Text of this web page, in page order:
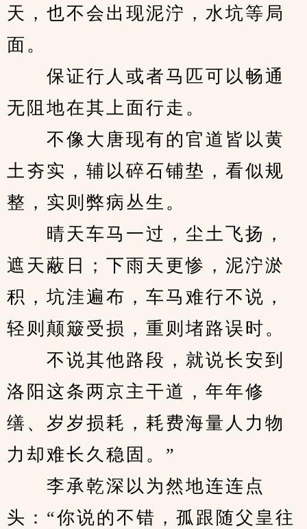
天，也不会出现泥泞，水坑等局
面。
保证行人或者马匹可以畅通
无阻地在其上面行走。
不像大唐现有的官道皆以黄
土夯实，辅以碎石铺垫，看似规
整，实则弊病丛生。
晴天车马一过，尘土飞扬，
遮天蔽日；下雨天更惨，泥泞淤
积，坑洼遍布，车马难行不说，
轻则颠簸受损，重则堵路误时。
不说其他路段，就说长安到
洛阳这条两京主干道，年年修
缮、岁岁损耗，耗费海量人力物
力却难长久稳固。”
李承乾深以为然地连连点
头：“你说的不错，孤跟随父皇往